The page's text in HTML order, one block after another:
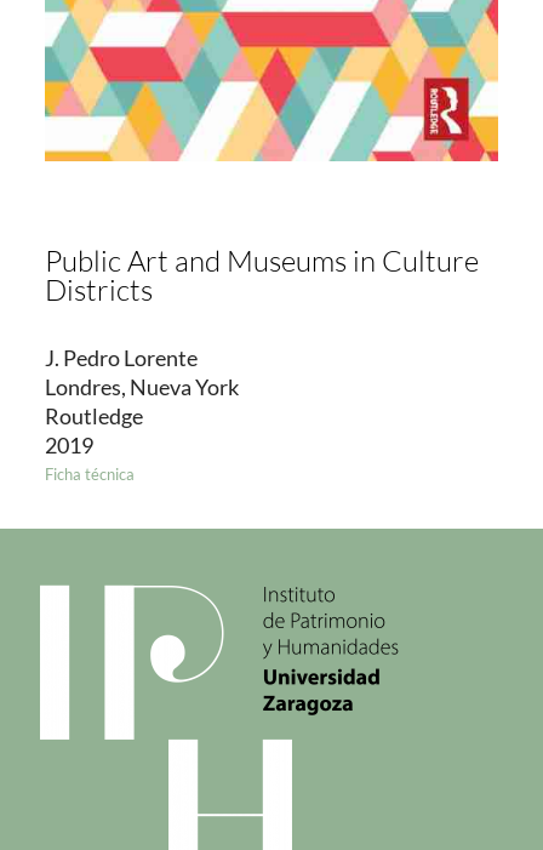
Public Art and Museums in Culture
Districts
J. Pedro Lorente
Londres, Nueva York
Routledge
2019
Ficha técnica